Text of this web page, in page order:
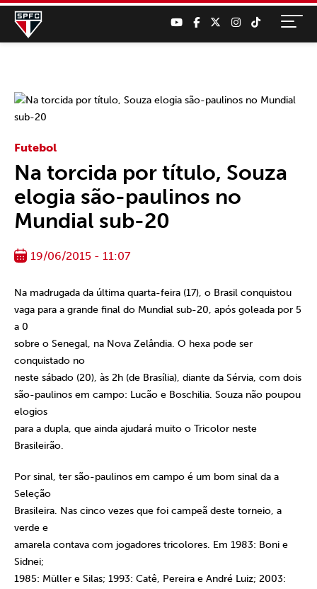
Futebol
Na torcida por título, Souza
elogia são-paulinos no
Mundial sub-20
19/06/2015 - 11:07
Na madrugada da última quarta-feira (17), o Brasil conquistou
vaga para a grande final do Mundial sub-20, após goleada por 5
a 0
sobre o Senegal, na Nova Zelândia. O hexa pode ser
conquistado no
neste sábado (20), às 2h (de Brasília), diante da Sérvia, com dois
são-paulinos em campo: Lucão e Boschilia. Souza não poupou
elogios
para a dupla, que ainda ajudará muito o Tricolor neste
Brasileirão.
Por sinal, ter são-paulinos em campo é um bom sinal da a
Seleção
Brasileira. Nas cinco vezes que foi campeã deste torneio, a
verde e
amarela contava com jogadores tricolores. Em 1983: Boni e
Sidnei;
1985: Müller e Silas; 1993: Catê, Pereira e André Luiz; 2003: